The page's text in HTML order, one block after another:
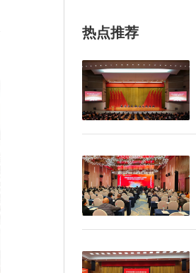
热点推荐